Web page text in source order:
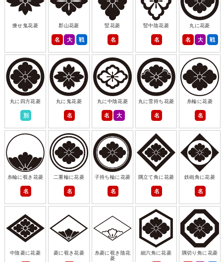
痩せ鬼花菱 郡山花菱
名 大 戦
竪花菱
名
竪中陰花菱
名
丸に花菱
名 大 戦
丸に四方花菱
別
丸に鬼花菱
名
丸に中陰花菱
名 大
丸に雪持ち花菱
名
糸輪に花菱
名
糸輪に覗き花菱
名
二重輪に花菱
名
子持ち輪に花菱
名
隅立て角に花菱
名
鉄砲角に花菱
名
中陰菱に花菱 菱に覗き花菱
糸菱に覗き陰花
菱
細六角に花菱 隅切り角に花菱